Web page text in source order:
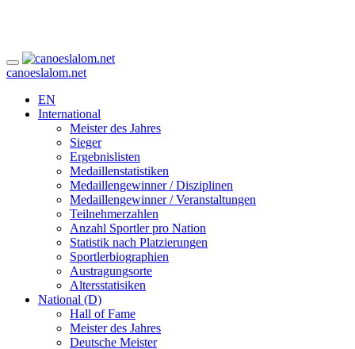
canoeslalom.net
EN
International
Meister des Jahres
Sieger
Ergebnislisten
Medaillenstatistiken
Medaillengewinner / Disziplinen
Medaillengewinner / Veranstaltungen
Teilnehmerzahlen
Anzahl Sportler pro Nation
Statistik nach Platzierungen
Sportlerbiographien
Austragungsorte
Altersstatisiken
National (D)
Hall of Fame
Meister des Jahres
Deutsche Meister